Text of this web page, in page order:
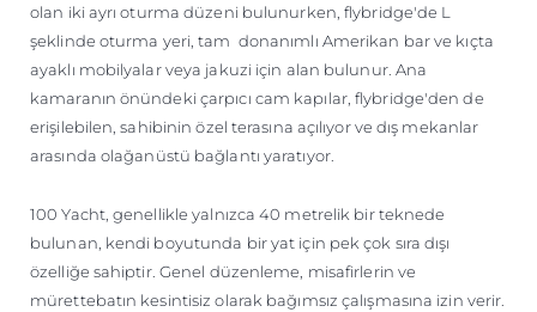
olan iki ayrı oturma düzeni bulunurken, flybridge'de L
şeklinde oturma yeri, tam donanımlı Amerikan bar ve kıçta
ayaklı mobilyalar veya jakuzi için alan bulunur. Ana
kamaranın önündeki çarpıcı cam kapılar, flybridge'den de
erişilebilen, sahibinin özel terasına açılıyor ve dış mekanlar
arasında olağanüstü bağlantı yaratıyor.
100 Yacht, genellikle yalnızca 40 metrelik bir teknede
bulunan, kendi boyutunda bir yat için pek çok sıra dışı
özelliğe sahiptir. Genel düzenleme, misafirlerin ve
mürettebatın kesintisiz olarak bağımsız çalışmasına izin verir.